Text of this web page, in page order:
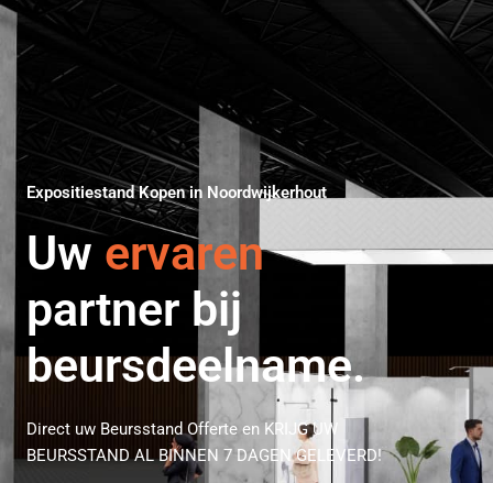
Expositiestand Kopen in Noordwijkerhout
Uwprofessionele
ervaren
partner bij
beursdeelname.
Direct uw Beursstand Offerte en KRIJG UW
BEURSSTAND AL BINNEN 7 DAGEN GELEVERD!